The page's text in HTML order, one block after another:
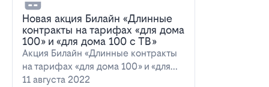
Новая акция Билайн «Длинные
контракты на тарифах «для дома
100» и «для дома 100 с ТВ»
Акция Билайн «Длинные контракты
на тарифах «для дома 100» и «для
дома 100 с…
11 августа 2022